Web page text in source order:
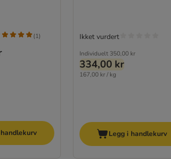
(1)
Individuelt 350,00 kr
334,00 kr
167,00 kr / kg
Ikket vurdert
Legg i handlekurv